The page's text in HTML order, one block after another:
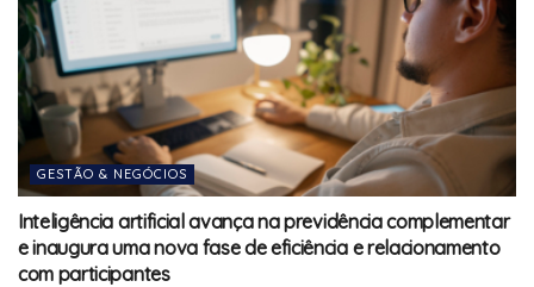
GESTÃO & NEGÓCIOS
Inteligência artificial avança na previdência complementar
e inaugura uma nova fase de eficiência e relacionamento
com participantes